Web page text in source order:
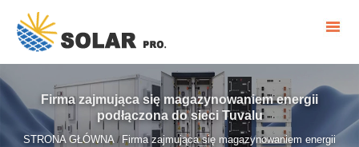
Firma zajmująca się magazynowaniem energii
podłączona do sieci Tuvalu
STRONA GŁÓWNA / Firma zajmująca się magazynowaniem energii